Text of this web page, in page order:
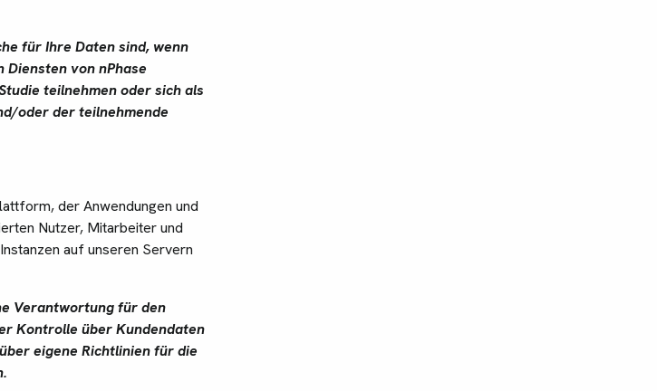
für Ihre Daten sind, wenn
von nPhase
teilnehmen oder sich als
oder der teilnehmende
der Anwendungen und
Nutzer, Mitarbeiter und
auf unseren Servern
Verantwortung für den
Kontrolle über Kundendaten
eigene Richtlinien für die